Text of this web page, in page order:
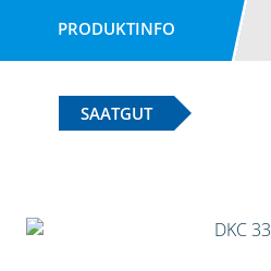
PRODUKTINFO
SAATGUT